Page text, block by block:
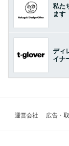
私た
ます
ディ
イナ
運営会社 広告・